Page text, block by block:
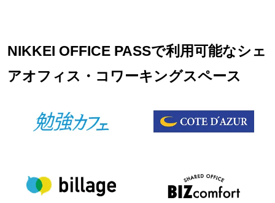
NIKKEI OFFICE PASSで利用可能なシェ
アオフィス・コワーキングスペース